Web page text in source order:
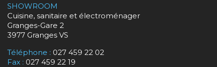
SHOWROOM
Cuisine, sanitaire et électroménager
Granges-Gare 2
3977 Granges VS
Téléphone : 027 459 22 02
Fax : 027 459 22 19